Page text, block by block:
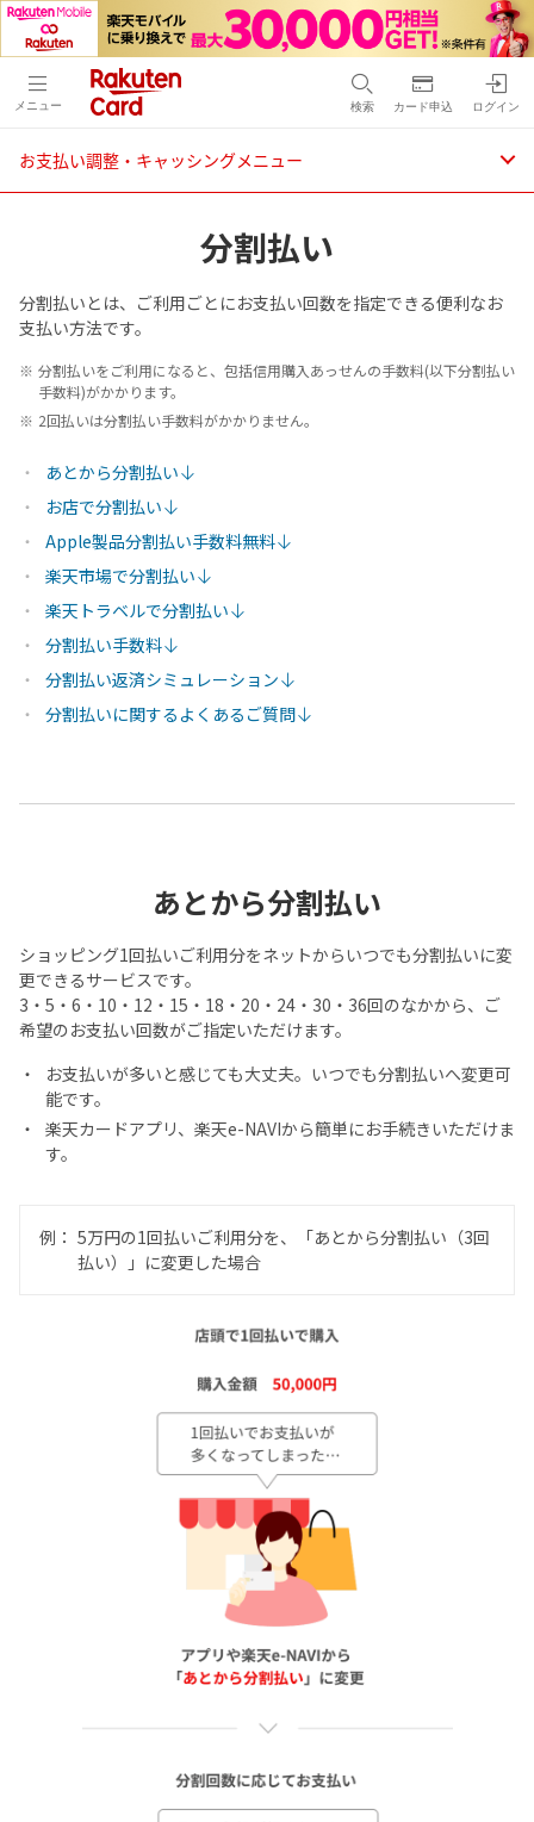
メニュー 検索 カード申込 ログイン
お支払い調整・キャッシングメニュー
分割払い
分割払いとは、ご利用ごとにお支払い回数を指定できる便利なお
支払い方法です。
分割払いをご利用になると、包括信用購入あっせんの手数料(以下分割払い
手数料)がかかります。
2回払いは分割払い手数料がかかりません。
あとから分割払い
お店で分割払い
Apple製品分割払い手数料無料
楽天市場で分割払い
楽天トラベルで分割払い
分割払い手数料
分割払い返済シミュレーション
分割払いに関するよくあるご質問
あとから分割払い
ショッピング1回払いご利用分をネットからいつでも分割払いに変
更できるサービスです。
3・5・6・10・12・15・18・20・24・30・36回のなかから、ご
希望のお支払い回数がご指定いただけます。
お支払いが多いと感じても大丈夫。いつでも分割払いへ変更可
能です。
楽天カードアプリ、楽天e-NAVIから簡単にお手続きいただけま
す。
例： 5万円の1回払いご利用分を、「あとから分割払い（3回
払い）」に変更した場合